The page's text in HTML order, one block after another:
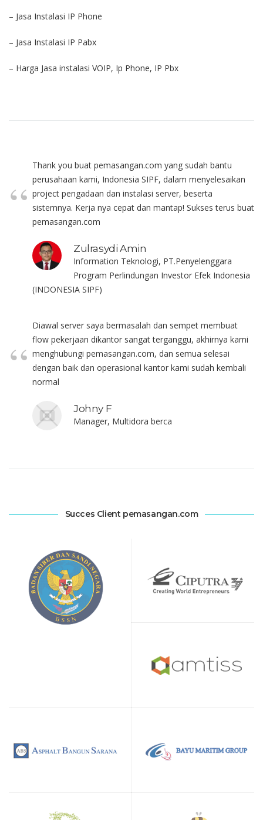
– Jasa Instalasi IP Phone
– Jasa Instalasi IP Pabx
– Harga Jasa instalasi VOIP, Ip Phone, IP Pbx
Thank you buat pemasangan.com yang sudah bantu
perusahaan kami, Indonesia SIPF, dalam menyelesaikan
project pengadaan dan instalasi server, beserta
sistemnya. Kerja nya cepat dan mantap! Sukses terus buat
pemasangan.com
Zulrasydi Amin
Information Teknologi, PT.Penyelenggara
Program Perlindungan Investor Efek Indonesia
(INDONESIA SIPF)
Diawal server saya bermasalah dan sempet membuat
flow pekerjaan dikantor sangat terganggu, akhirnya kami
menghubungi pemasangan.com, dan semua selesai
dengan baik dan operasional kantor kami sudah kembali
normal
Johny F
Manager, Multidora berca
Succes Client pemasangan.com